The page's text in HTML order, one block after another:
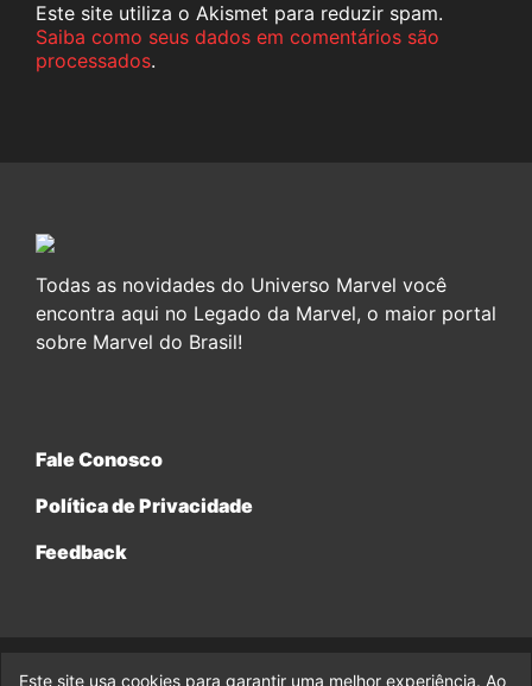
Este site utiliza o Akismet para reduzir spam.
Saiba como seus dados em comentários são
processados.
Todas as novidades do Universo Marvel você
encontra aqui no Legado da Marvel, o maior portal
sobre Marvel do Brasil!
Fale Conosco
Política de Privacidade
Feedback
© 2017-2026 Legado da Marvel, uma empresa da Legado
Este site usa cookies para garantir uma melhor experiência. Ao